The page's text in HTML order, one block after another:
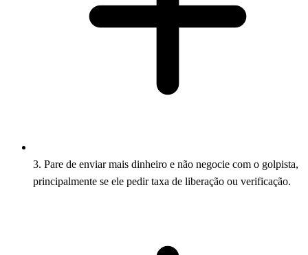
3. Pare de enviar mais dinheiro e não negocie com o golpista,
principalmente se ele pedir taxa de liberação ou verificação.